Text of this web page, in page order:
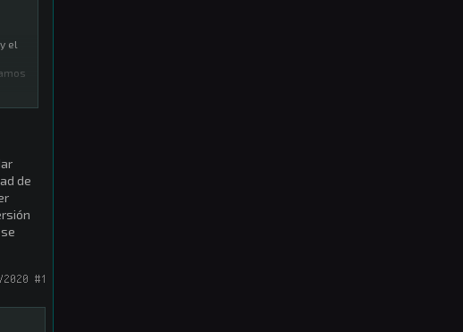
el
de
#1